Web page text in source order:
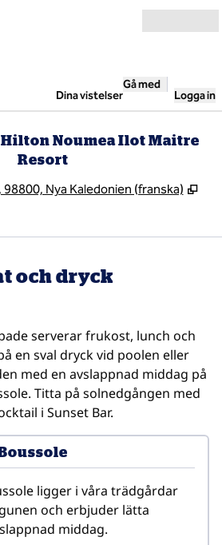
Dina vistelser
Gå med
Logga in
Noumea Ilot Maitre
Resort
Nya Kaledonien (franska) ,
och dryck
serverar frukost, lunch och
en sval dryck vid poolen eller
med en avslappnad middag på
Titta på solnedgången med
i Sunset Bar.
ligger i våra trädgårdar
och erbjuder lätta
middag.